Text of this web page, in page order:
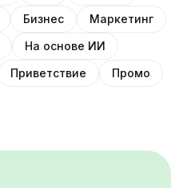
Бизнес
Маркетинг
На основе ИИ
Приветствие Промо